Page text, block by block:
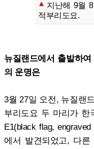
지난해 9월
적부리도요.
뉴질랜드에서 출발하
의 운명은
3월 27일 오전, 뉴질랜
부리도요 두 마리가 한
E1(black flag,
에서 발견되었고, 다른